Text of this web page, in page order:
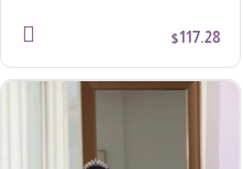
$117.28